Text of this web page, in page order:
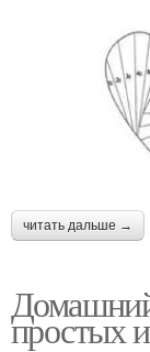
читать дальше →
простых